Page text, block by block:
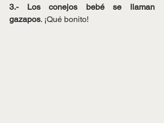
3.- Los conejos bebé se llaman
gazapos. ¡Qué bonito!